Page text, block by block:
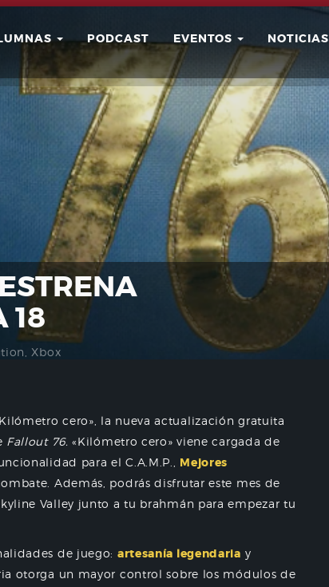
PODCAST EVENTOS NOTICIAS
Usuario
18
Xbox
cero», la nueva actualización gratuita
Fallout 76. «Kilómetro cero» viene cargada de
para el C.A.M.P., Mejores
Además, podrás disfrutar este mes de
Valley junto a tu brahmán para empezar tu
de juego: artesanía legendaria y
otorga un mayor control sobre los módulos de